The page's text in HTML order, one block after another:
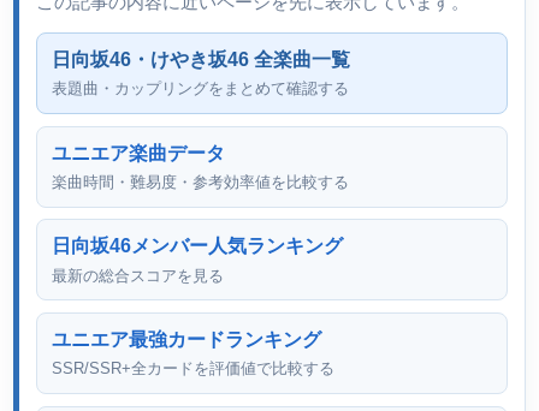
日向坂46・けやき坂46 全楽曲一覧
表題曲・カップリングをまとめて確認する
ユニエア楽曲データ
楽曲時間・難易度・参考効率値を比較する
日向坂46メンバー人気ランキング
最新の総合スコアを見る
ユニエア最強カードランキング
SSR/SSR+全カードを評価値で比較する